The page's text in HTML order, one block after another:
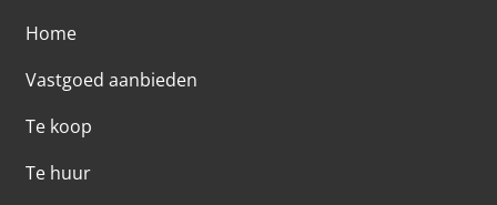
Home
Vastgoed aanbieden
Te koop
Te huur